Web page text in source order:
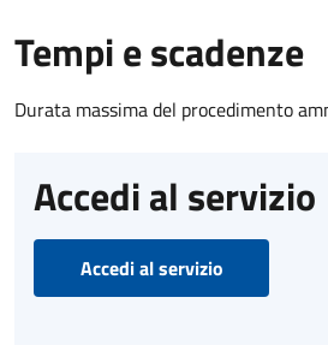
Tempi e scadenze
Durata massima del procedimento
Accedi al servizio
Accedi al servizio